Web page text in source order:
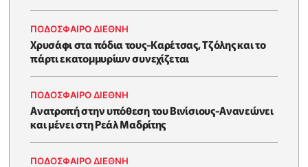
ΠΟΔΟΣΦΑΙΡΟ ΔΙΕΘΝΗ
Χρυσάφι στα πόδια τους-Καρέτσας, Τζόλης και το
πάρτι εκατομμυρίων συνεχίζεται
ΠΟΔΟΣΦΑΙΡΟ ΔΙΕΘΝΗ
Ανατροπή στην υπόθεση του Βινίσιους-Ανανεώνει
και μένει στη Ρεάλ Μαδρίτης
ΠΟΔΟΣΦΑΙΡΟ ΔΙΕΘΝΗ